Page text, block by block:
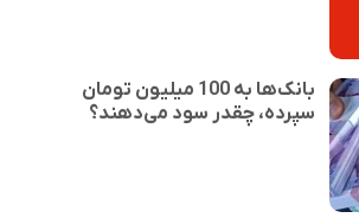
بانک‌ها به 100 میلیون تومان
سپرده، چقدر سود می‌دهند؟